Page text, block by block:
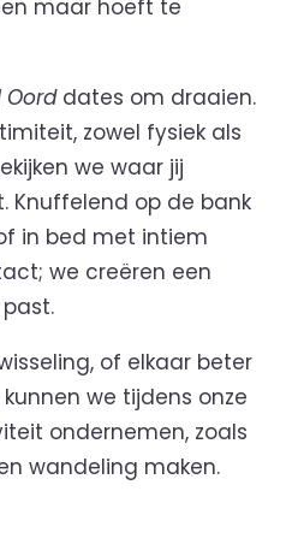
maar hoeft te
Oorddates om draaien.
zowel fysiek als
we waar jij
Knuffelend op de bank
in bed met intiem
we creëren een
of elkaar beter
we tijdens onze
ondernemen, zoals
wandeling maken.